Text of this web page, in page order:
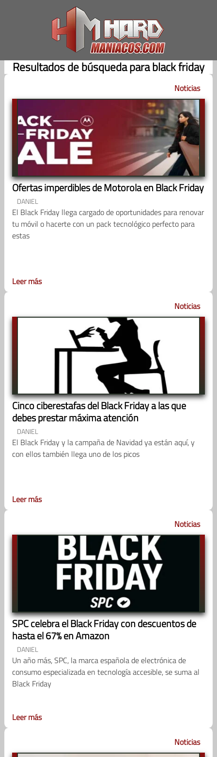
Resultados de búsqueda para black friday
Noticias
Ofertas imperdibles de Motorola en Black Friday
DANIEL
El Black Friday llega cargado de oportunidades para renovar
tu móvil o hacerte con un pack tecnológico perfecto para
estas
Leer más
Noticias
Cinco ciberestafas del Black Friday a las que
debes prestar máxima atención
DANIEL
El Black Friday y la campaña de Navidad ya están aquí, y
con ellos también llega uno de los picos
Leer más
Noticias
SPC celebra el Black Friday con descuentos de
hasta el 67% en Amazon
DANIEL
Un año más, SPC, la marca española de electrónica de
consumo especializada en tecnología accesible, se suma al
Black Friday
Leer más
Noticias